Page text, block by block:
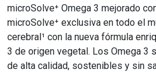
microSolve⁺ Omega 3 mejorado
microSolve⁺ exclusiva en todo el
cerebral¹ con la nueva fórmula
3 de origen vegetal. Los Omega 3
de alta calidad, sostenibles y sin